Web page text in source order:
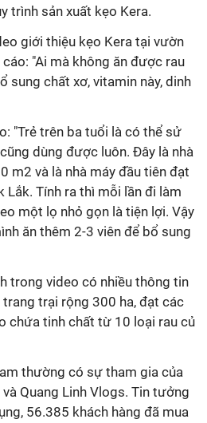
trình sản xuất kẹo Kera.
giới thiệu kẹo Kera tại vườn
"Ai mà không ăn được rau
sung chất xơ, vitamin này, dinh
"Trẻ trên ba tuổi là có thể sử
dùng được luôn. Đây là nhà
m2 và là nhà máy đầu tiên đạt
Lắk. Tính ra thì mỗi lần đi làm
một lọ nhỏ gọn là tiện lợi. Vậy
ăn thêm 2-3 viên để bổ sung
trong video có nhiều thông tin
trại rộng 300 ha, đạt các
chứa tinh chất từ 10 loại rau củ
thường có sự tham gia của
Quang Linh Vlogs. Tin tưởng
56.385 khách hàng đã mua